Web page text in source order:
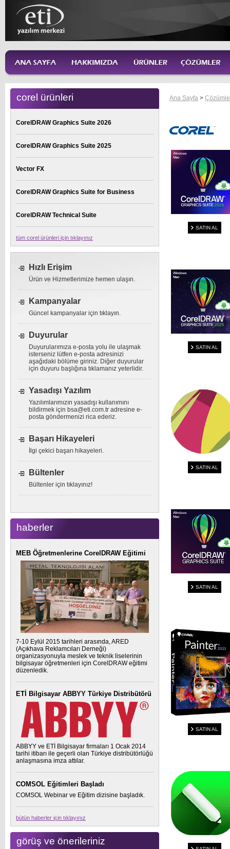
Ana Sayfa >
SATIN AL
SATIN AL
SATIN AL
SATIN AL
SATIN AL
corel ürünleri
CorelDRAW Graphics Suite 2026
CorelDRAW Graphics Suite 2025
Vector FX
CorelDRAW Graphics Suite for Business
CorelDRAW Technical Suite
tüm corel ürünleri için tıklayınız
Hızlı Erişim
Ürün ve Hizmetlerimize hemen ulaşın.
Kampanyalar
Güncel kampanyalar için tıklayın.
Duyurular
Duyurularımıza e-posta yolu ile ulaşmak
isterseniz lütfen e-posta adresinizi
aşağıdaki bölüme giriniz. Diğer duyurular
için duyuru başlığına tıklamanız yeterlidir.
Yasadışı Yazılım
Yazılımlarımızın yasadışı kullanımını
bildirmek için bsa@eti.com.tr adresine e-
posta göndermenizi rica ederiz.
Başarı Hikayeleri
İlgi çekici başarı hikayeleri.
Bültenler
Bültenler için tıklayınız!
haberler
MEB Öğretmenlerine CorelDRAW Eğitimi
7-10 Eylül 2015 tarihleri arasında, ARED
(Açıkhava Reklamcıları Derneği)
organizasyonuyla meslek ve teknik liselerinin
bilgisayar öğretmenleri için CorelDRAW eğitimi
düzenledik.
ETİ Bilgisayar ABBYY Türkiye Distribütörü
ABBYY ve ETİ Bilgisayar firmaları 1 Ocak 2014
tarihi itibarı ile geçerli olan Türkiye distribütörlüğü
anlaşmasına imza attılar.
COMSOL Eğitimleri Başladı
COMSOL Webinar ve Eğitim dizisine başladık.
bütün haberler için tıklayınız
görüş ve önerileriniz